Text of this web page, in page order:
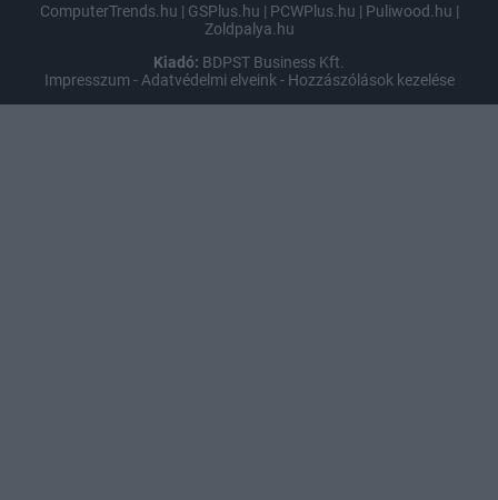
ComputerTrends.hu | GSPlus.hu | PCWPlus.hu | Puliwood.hu |
Zoldpalya.hu
Kiadó: BDPST Business Kft.
Impresszum - Adatvédelmi elveink - Hozzászólások kezelése